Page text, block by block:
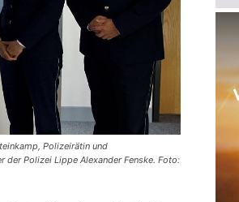
Polizeirätin und
Polizei Lippe Alexander Fenske. Foto: